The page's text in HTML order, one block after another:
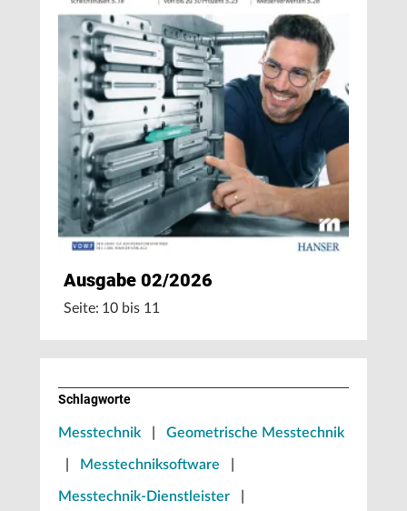
Ausgabe 02/2026
Seite: 10 bis 11
Schlagworte
Messtechnik Geometrische Messtechnik
Messtechniksoftware
Messtechnik-Dienstleister